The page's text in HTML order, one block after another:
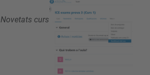
Novetats curs